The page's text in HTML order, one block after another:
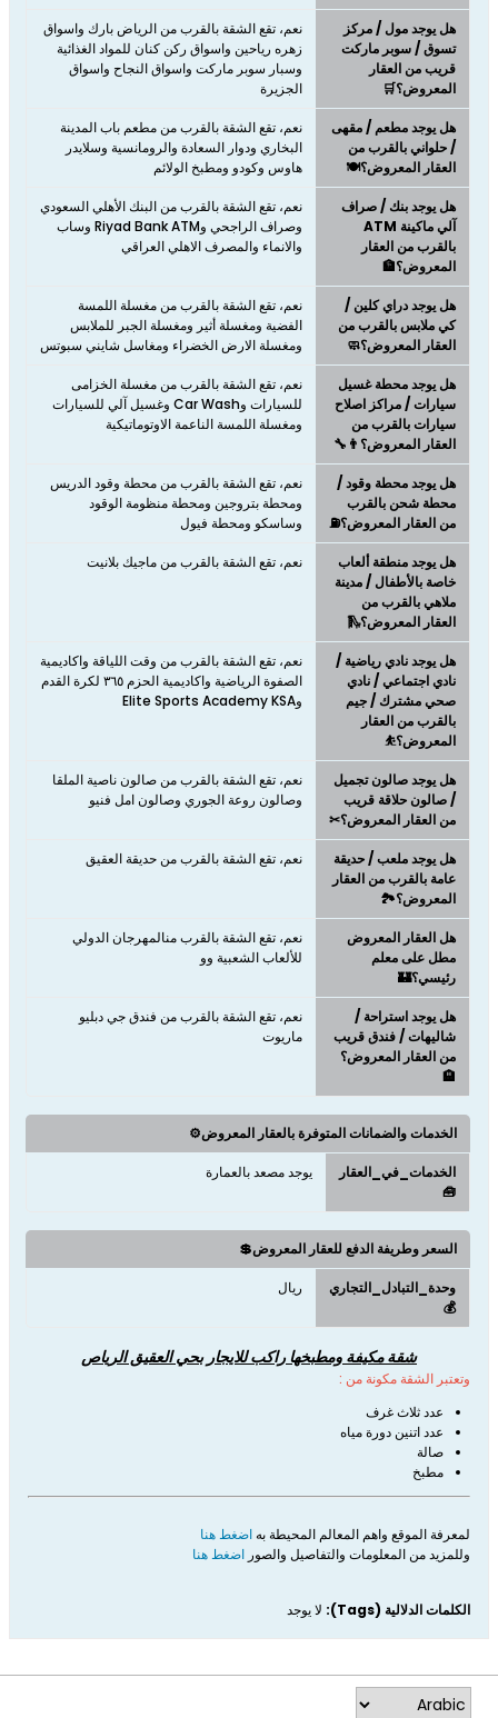
هل يوجد مول / مركز
تسوق / سوبر ماركت
قريب من العقار
المعروض؟🛒
نعم، ​​​​​​​تقع الشقة بالقرب من الرياض بارك واسواق
زهره رياحين واسواق ركن كنان للمواد الغذائية
وسبار سوبر ماركت واسواق النجاح واسواق
الجزيرة
هل يوجد مطعم / مقهى
/ حلواني بالقرب من
العقار المعروض؟🍽️
نعم، ​​​​​​​تقع الشقة بالقرب من مطعم باب المدينة
البخاري ودوار السعادة والرومانسية وسلايدر
هاوس وكودو ومطبخ الولائم
هل يوجد بنك / صراف
آلي ماكينة ATM
بالقرب من العقار
المعروض؟🏦
نعم، تقع الشقة بالقرب من البنك الأهلي السعودي
وصراف الراجحي وRiyad Bank ATM وساب
والانماء والمصرف الاهلي العراقي
هل يوجد دراي كلين /
كي ملابس بالقرب من
العقار المعروض؟🧼
نعم، تقع الشقة بالقرب من مغسلة اللمسة
الفضية ومغسلة أثير ومغسلة الجبر للملابس
ومغسلة الارض الخضراء ومغاسل شايني سبوتس
هل يوجد محطة غسيل
سيارات / مراكز اصلاح
سيارات بالقرب من
العقار المعروض؟👨‍🔧
نعم، تقع الشقة بالقرب من مغسلة الخزامى
للسيارات وCar Wash وغسيل آلي للسيارات
ومغسلة اللمسة الناعمة الاوتوماتيكية
هل يوجد محطة وقود /
محطة شحن بالقرب
من العقار المعروض؟⛽
نعم، تقع الشقة بالقرب من محطة وقود الدريس
ومحطة بتروجين ومحطة منظومة الوقود
وساسكو ومحطة فيول
هل يوجد منطقة ألعاب
خاصة بالأطفال / مدينة
ملاهي بالقرب من
العقار المعروض؟🛝
نعم، تقع الشقة بالقرب من ماجيك بلانيت
هل يوجد نادي رياضية /
نادي اجتماعي / نادي
صحي مشترك / جيم
بالقرب من العقار
المعروض؟⛹
نعم، تقع الشقة بالقرب من وقت اللياقة واكاديمية
الصفوة الرياضية واكاديمية الحزم ٣٦٥ لكرة القدم
وElite Sports Academy KSA
هل يوجد صالون تجميل
/ صالون حلاقة قريب
من العقار المعروض؟✂
نعم، تقع الشقة بالقرب من صالون ناصية الملقا
وصالون روعة الجوري وصالون امل فنيو
هل يوجد ملعب / حديقة
عامة بالقرب من العقار
المعروض؟🏞️
نعم، تقع الشقة بالقرب من حديقة العقيق
هل العقار المعروض
مطل على معلم
رئيسي؟🏰
نعم، تقع الشقة بالقرب منالمهرجان الدولي
للألعاب الشعبية وو
هل يوجد استراحة /
شاليهات / فندق قريب
من العقار المعروض؟
🏨
نعم، تقع الشقة بالقرب من فندق جي دبليو
ماريوت
الخدمات والضمانات المتوفرة بالعقار المعروض⚙️
الخدمات_في_العقار
🧰
يوجد مصعد بالعمارة
السعر وطريفة الدفع للعقار المعروض💲
وحدة_التبادل_التجاري
💰
ريال
شقة مكيفة ومطبخها راكب للايجار بحي العقيق الرياص
وتعتبر الشقة مكونة من :
عدد ثلاث غرف
عدد اتنين دورة مياه
صالة
مطبخ
لمعرفة الموقع واهم المعالم المحيطة بهاضغط هنا
وللمزيد من المعلومات والتفاصيل والصور اضغط هنا
الكلمات الدلالية (Tags): لا يوجد